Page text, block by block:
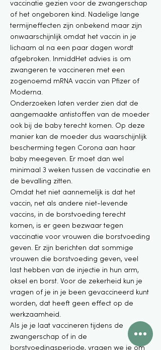
vaccinatie gezien voor de zwangerschap
of het ongeboren kind. Nadelige lange
termijneffecten zijn onbekend maar zijn
onwaarschijnlijk omdat het vaccin in je
lichaam al na een paar dagen wordt
afgebroken. InmiddHet advies is om
zwangeren te vaccineren met een
zogenoemd mRNA vaccin van Pfizer of
Moderna.
Onderzoeken laten verder zien dat de
aangemaakte antistoffen van de moeder
ook bij de baby terecht komen. Op deze
manier kan de moeder dus waarschijnlijk
bescherming tegen Corona aan haar
baby meegeven. Er moet dan wel
minimaal 3 weken tussen de vaccinatie en
de bevalling zitten.
Omdat het niet aannemelijk is dat het
vaccin, net als andere niet-levende
vaccins, in de borstvoeding terecht
komen, is er geen bezwaar tegen
vaccinatie voor vrouwen die borstvoeding
geven. Er zijn berichten dat sommige
vrouwen die borstvoeding geven, veel
last hebben van de injectie in hun arm,
oksel en borst. Voor de zekerheid kun je
vragen of je in je been gevaccineerd kunt
worden, dat heeft geen effect op de
werkzaamheid.
Als je je laat vaccineren tijdens de
zwangerschap of in de
borstvoedingsperiode, vragen we je om